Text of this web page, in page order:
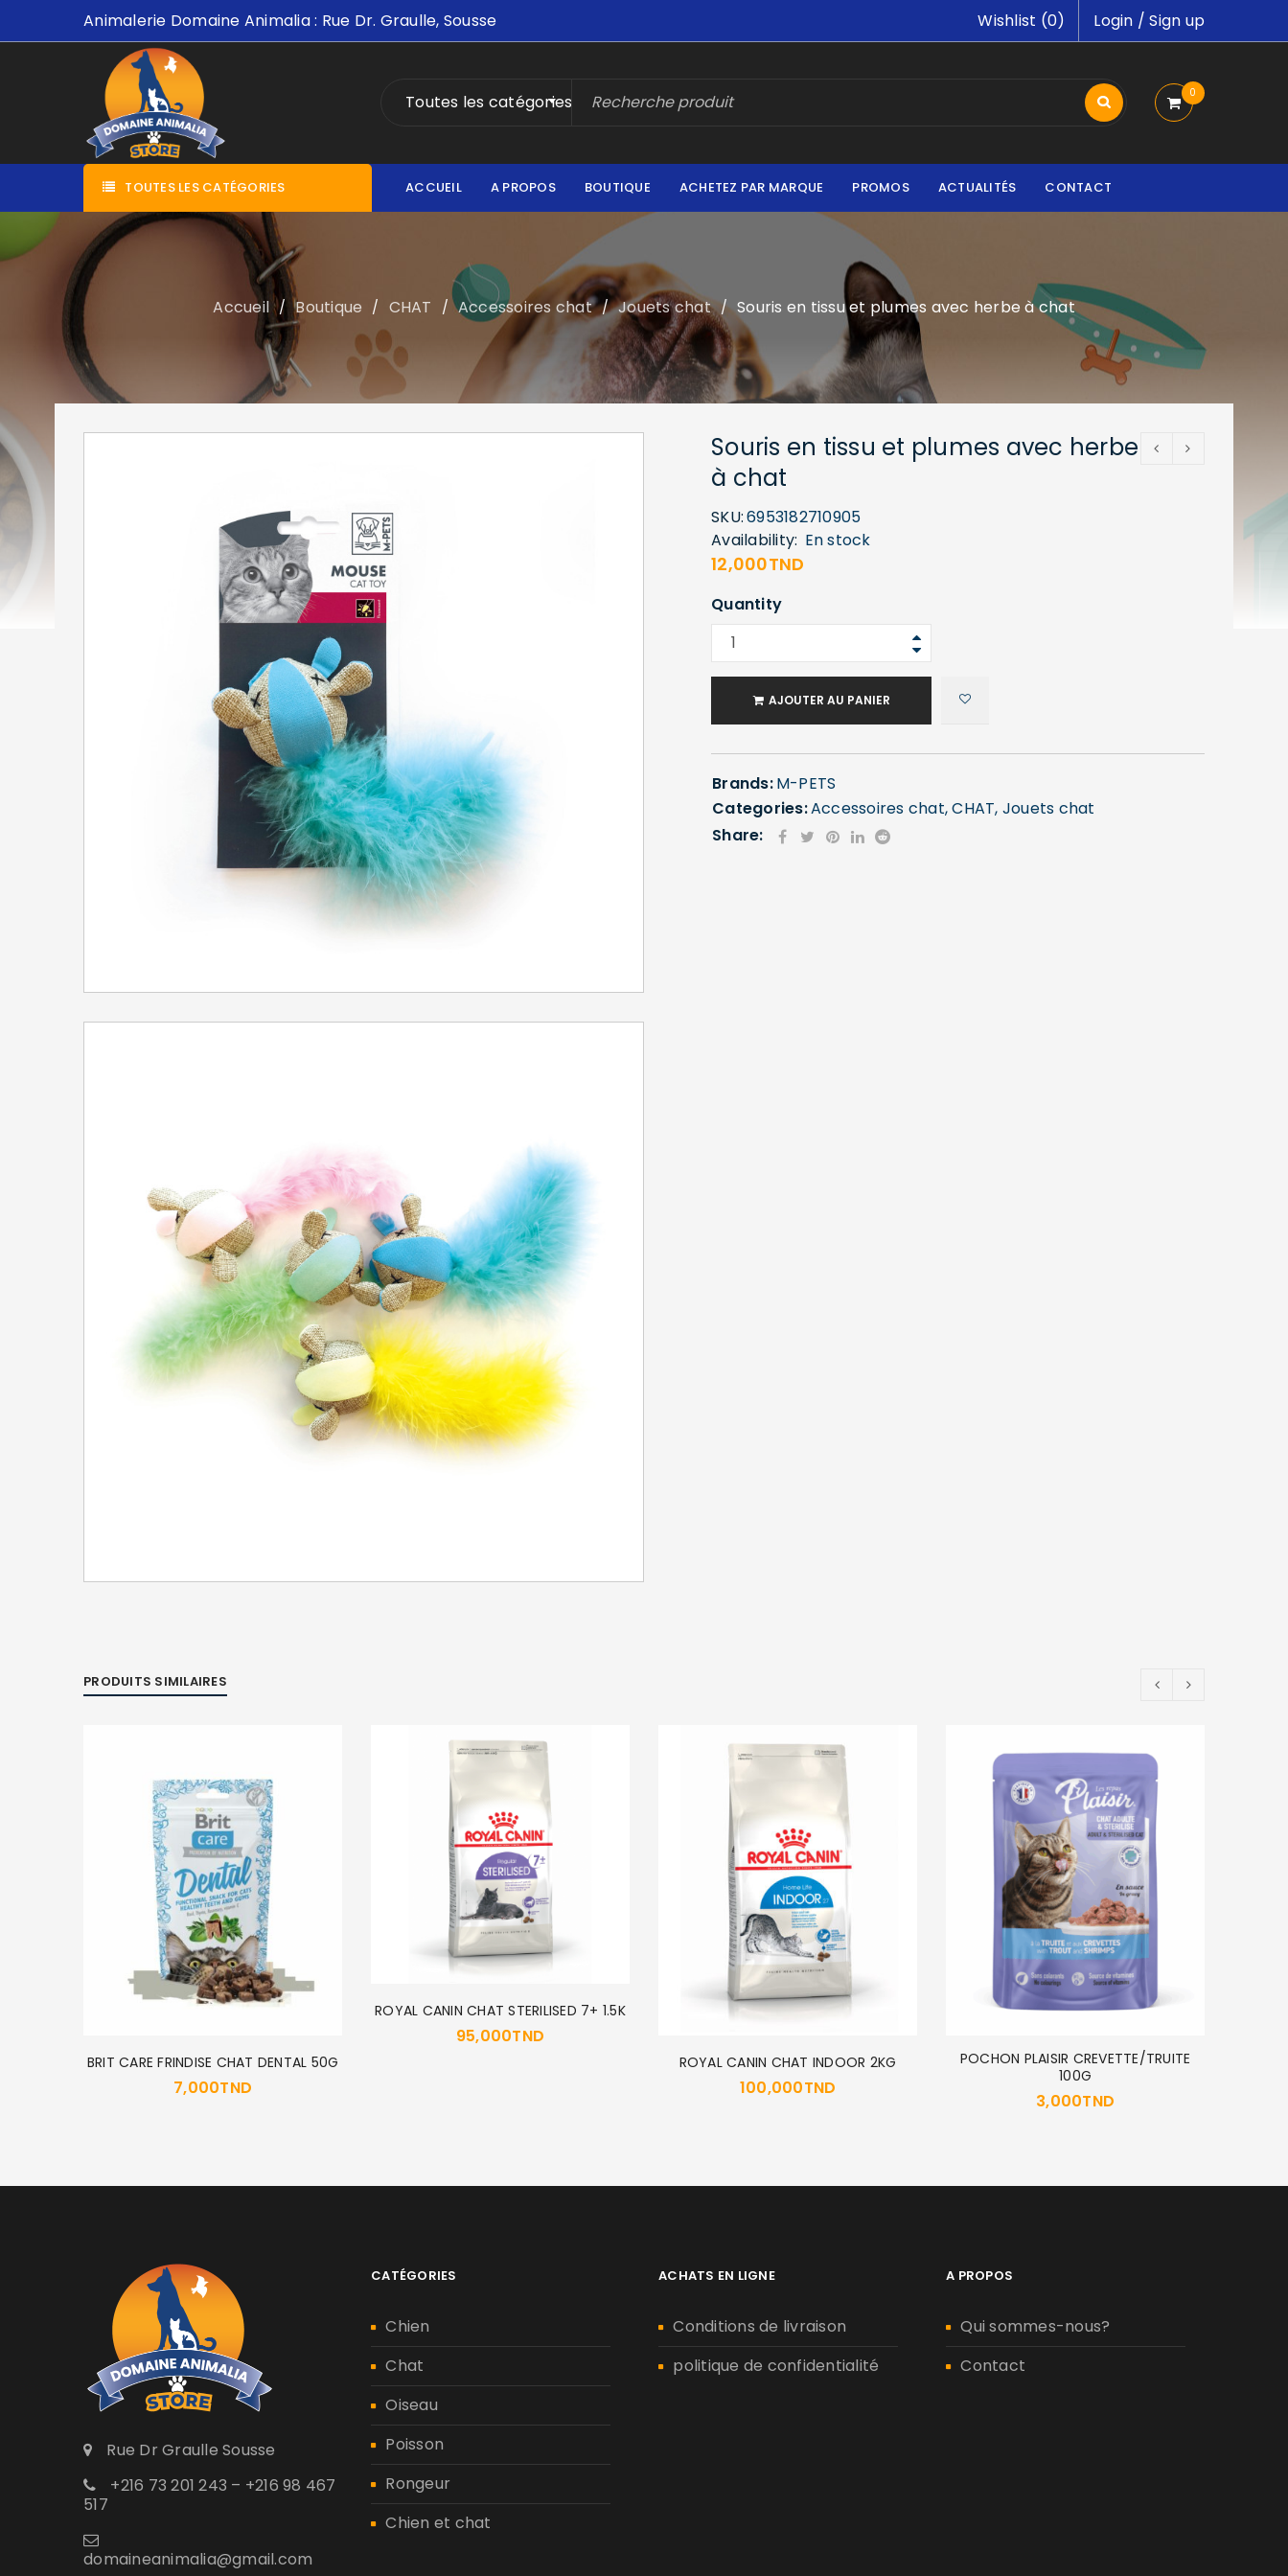
SE CONNECTER
Identifiant ou e-mail
Mot de passe*
Animalerie Domaine Animalia : Rue Dr. Graulle, Sousse Login /Sign up
Wishlist (0)
Toutes les catégories 0
TOUTES LES CATÉGORIES ACCUEIL A PROPOS BOUTIQUE ACHETEZ PAR MARQUE PROMOS ACTUALITÉS CONTACT
Accueil / Boutique / CHAT / Accessoires chat / Jouets chat / Souris en tissu et plumes avec herbe à chat
Souris en tissu et plumes avec herbe
à chat
SKU:6953182710905
Availability: En stock
12,000TND
Quantity
AJOUTER AU PANIER
Brands:M-PETS
Categories:Accessoires chat,CHAT, Jouets chat
Share:
PRODUITS SIMILAIRES
BRIT CARE FRINDISE CHAT DENTAL 50G
7,000TND
ROYAL CANIN CHAT STERILISED 7+ 1.5K
95,000TND
ROYAL CANIN CHAT INDOOR 2KG
100,000TND
POCHON PLAISIR CREVETTE/TRUITE
100G
3,000TND
Rue Dr Graulle Sousse
+216 73 201 243 – +216 98 467
517
domaineanimalia@gmail.com
CATÉGORIES
Chien
Chat
Oiseau
Poisson
Rongeur
Chien et chat
ACHATS EN LIGNE
Conditions de livraison
politique de confidentialité
A PROPOS
Qui sommes-nous?
Contact